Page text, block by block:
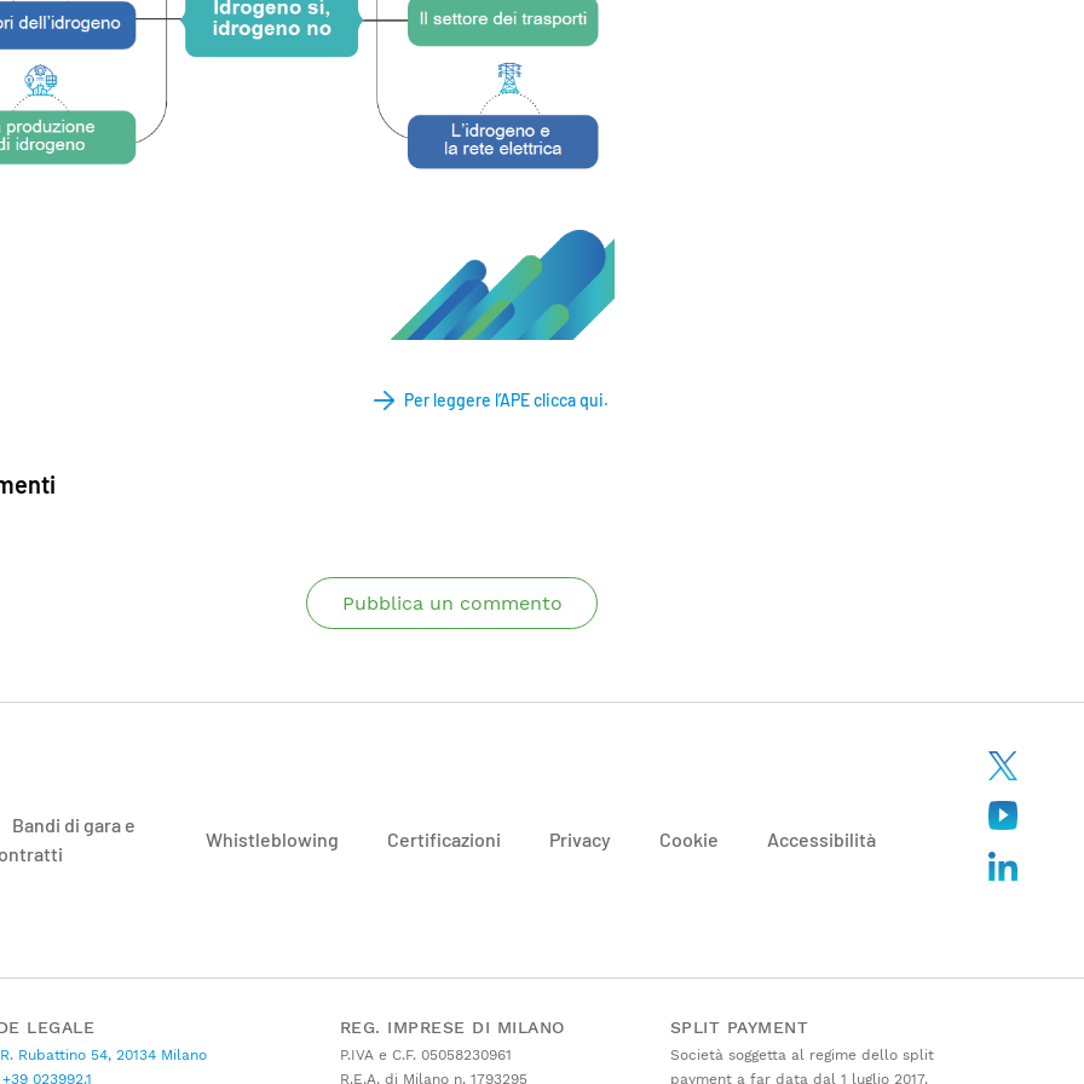
Per leggere l’APE clicca qui.
Pubblica un commento
Bandi di gara e
Whistleblowing Certificazioni Privacy Cookie Accessibilità
LEGALE
Rubattino 54, 20134 Milano
023992.1
REG. IMPRESE DI MILANO
P.IVA e C.F. 05058230961
R.E.A. di Milano n. 1793295
SPLIT PAYMENT
Società soggetta al regime dello split
payment a far data dal 1 luglio 2017.